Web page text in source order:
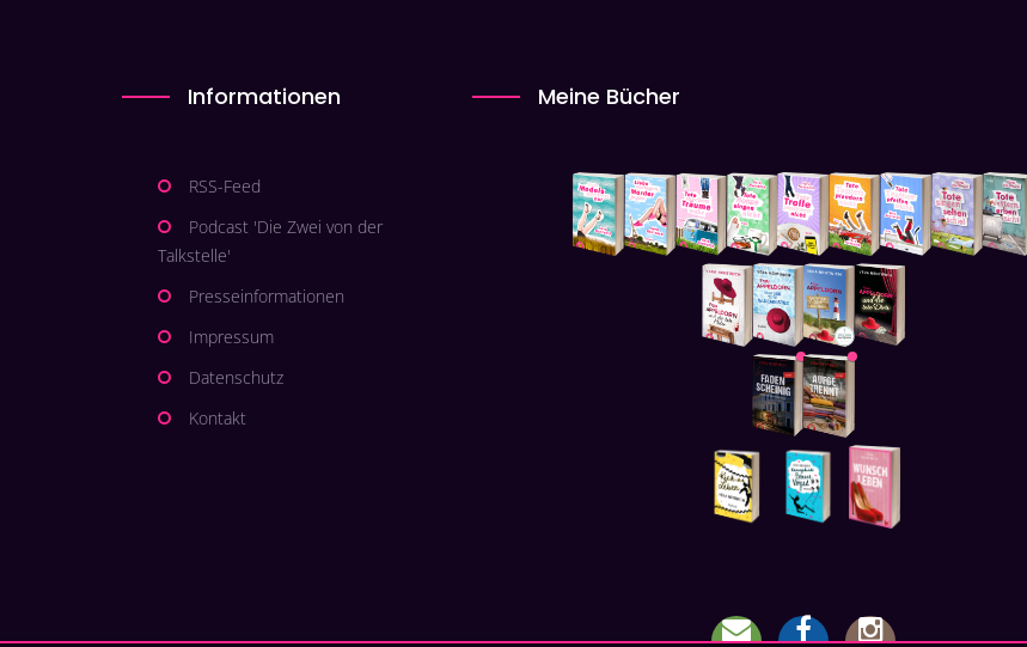
Informationen
RSS-Feed
Podcast 'Die Zwei von der
Talkstelle'
Presseinformationen
Impressum
Datenschutz
Kontakt
Meine Bücher